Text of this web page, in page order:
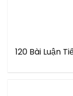
120 Bài Luận